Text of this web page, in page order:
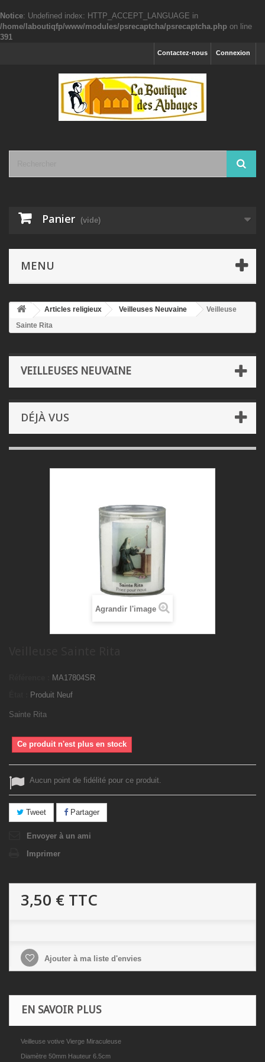
Notice: Undefined index: HTTP_ACCEPT_LANGUAGE in
/home/laboutiqfp/www/modules/psrecaptcha/psrecaptcha.php on line
391
Connexion
Contactez-nous
Panier (vide)
MENU
Articles religieux Veilleuses Neuvaine
Veilleuse
Sainte Rita
VEILLEUSES NEUVAINE
DÉJÀ VUS
Agrandir l'image
MA17804SR
Produit Neuf
Sainte Rita
Ce produit n'est plus en stock
Aucun point de fidélité pour ce produit.
Tweet Partager
Envoyer à un ami
Imprimer
3,50 € TTC
Ajouter à ma liste d'envies
EN SAVOIR PLUS
Veilleuse votive Vierge Miraculeuse
Diamètre 50mm Hauteur 6.5cm